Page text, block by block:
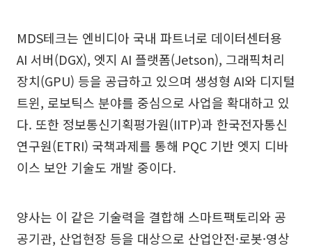
MDS테크는 엔비디아 국내 파트너로 데이터센터용
AI 서버(DGX), 엣지 AI 플랫폼(Jetson), 그래픽처리
장치(GPU) 등을 공급하고 있으며 생성형 AI와 디지털
트윈, 로보틱스 분야를 중심으로 사업을 확대하고 있
다. 또한 정보통신기획평가원(IITP)과 한국전자통신
연구원(ETRI) 국책과제를 통해 PQC 기반 엣지 디바
이스 보안 기술도 개발 중이다.
양사는 이 같은 기술력을 결합해 스마트팩토리와 공
공기관, 산업현장 등을 대상으로 산업안전·로봇·영상